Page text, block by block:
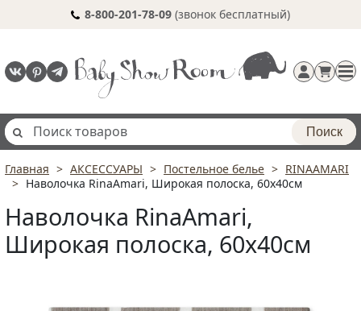
8-800-201-78-09 (звонок бесплатный)
Регистрация
Поиск
Главная АКСЕССУАРЫ Постельное белье
RINAAMARI
Наволочка RinaAmari, Широкая полоска, 60х40см
Наволочка RinaAmari,
Широкая полоска, 60х40см